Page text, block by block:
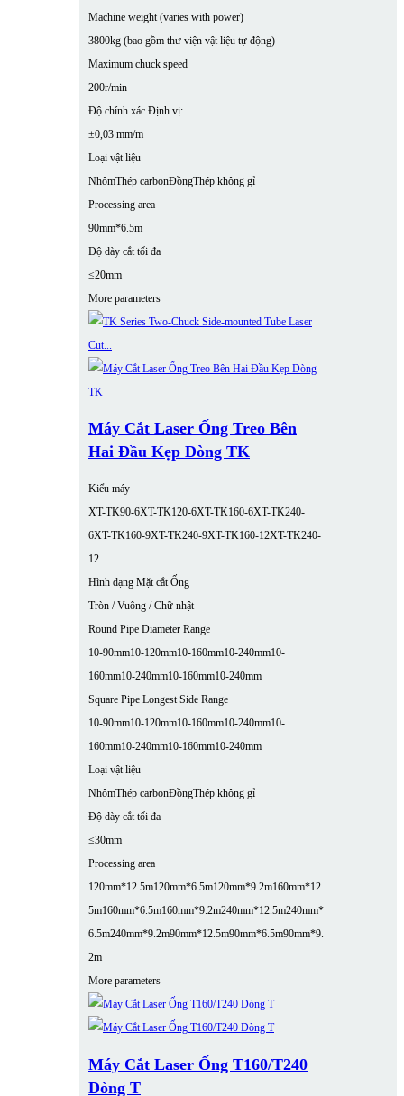
Machine weight (varies with power)
3800kg (bao gồm thư viện vật liệu tự động)
Maximum chuck speed
200r/min
Độ chính xác Định vị:
±0,03 mm/m
Loại vật liệu
NhômThép carbonĐồngThép không gỉ
Processing area
90mm*6.5m
Độ dày cắt tối đa
≤20mm
More parameters
Máy Cắt Laser Ống Treo Bên
Hai Đầu Kẹp Dòng TK
Kiểu máy
XT-TK90-6XT-TK120-6XT-TK160-6XT-TK240-
6XT-TK160-9XT-TK240-9XT-TK160-12XT-TK240-
12
Hình dạng Mặt cắt Ống
Tròn / Vuông / Chữ nhật
Round Pipe Diameter Range
10-90mm10-120mm10-160mm10-240mm10-
160mm10-240mm10-160mm10-240mm
Square Pipe Longest Side Range
10-90mm10-120mm10-160mm10-240mm10-
160mm10-240mm10-160mm10-240mm
Loại vật liệu
NhômThép carbonĐồngThép không gỉ
Độ dày cắt tối đa
≤30mm
Processing area
120mm*12.5m120mm*6.5m120mm*9.2m160mm*12.
5m160mm*6.5m160mm*9.2m240mm*12.5m240mm*
6.5m240mm*9.2m90mm*12.5m90mm*6.5m90mm*9.
2m
More parameters
Máy Cắt Laser Ống T160/T240
Dòng T